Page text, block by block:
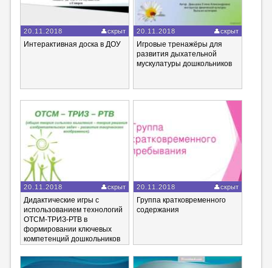
20.11.2018 скрыт
Интерактивная доска в ДОУ
20.11.2018 скрыт
Игровые тренажёры для
развития дыхательной
мускулатуры дошкольников
20.11.2018 скрыт
Дидактические игры с
использованием технологий
ОТСМ-ТРИЗ-РТВ в
формировании ключевых
компетенций дошкольников
20.11.2018 скрыт
Группа кратковременного
содержания